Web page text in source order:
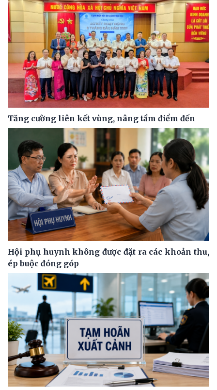
Tăng cường liên kết vùng, nâng tầm điểm đến
Hội phụ huynh không được đặt ra các khoản thu,
ép buộc đóng góp